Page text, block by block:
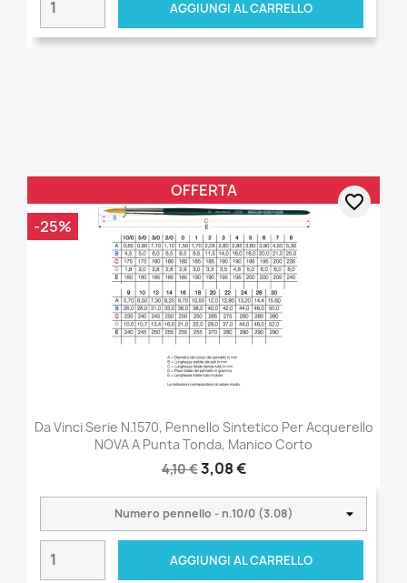
AGGIUNGI AL CARRELLO
Da Vinci Serie N.1570, Pennello Sintetico Per Acquerello
NOVA A Punta Tonda, Manico Corto
4,10 €3,08 €
AGGIUNGI AL CARRELLO
OFFERTA
-25%
favorite_border